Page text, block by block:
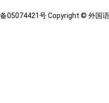
05074421号 Copyright © 外国